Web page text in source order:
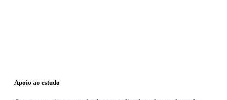
Apoio ao estudo